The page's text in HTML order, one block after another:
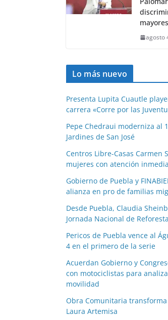
mayores
agosto
Lo más nuevo
Presenta Lupita Cuautle
carrera «Corre por las
Pepe Chedraui moderniza al
Jardines de San José
Centros Libre-Casas Carmen
mujeres con atención
Gobierno de Puebla y
alianza en pro de familias
Desde Puebla, Claudia
Jornada Nacional de
Pericos de Puebla vence al
4 en el primero de la serie
Acuerdan Gobierno y
con motociclistas para
movilidad
Obra Comunitaria
Laura Artemisa